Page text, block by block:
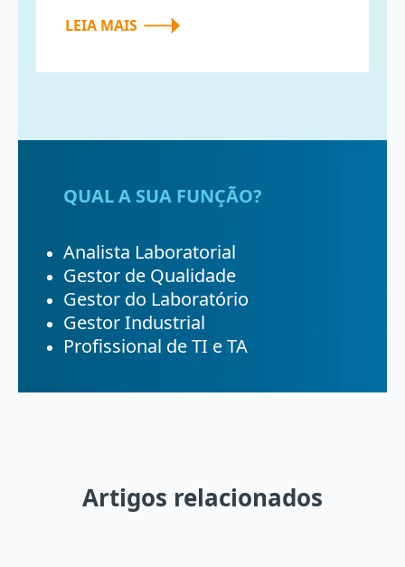
LEIA MAIS
QUAL A SUA FUNÇÃO?
Analista Laboratorial
Gestor de Qualidade
Gestor do Laboratório
Gestor Industrial
Profissional de TI e TA
Artigos relacionados